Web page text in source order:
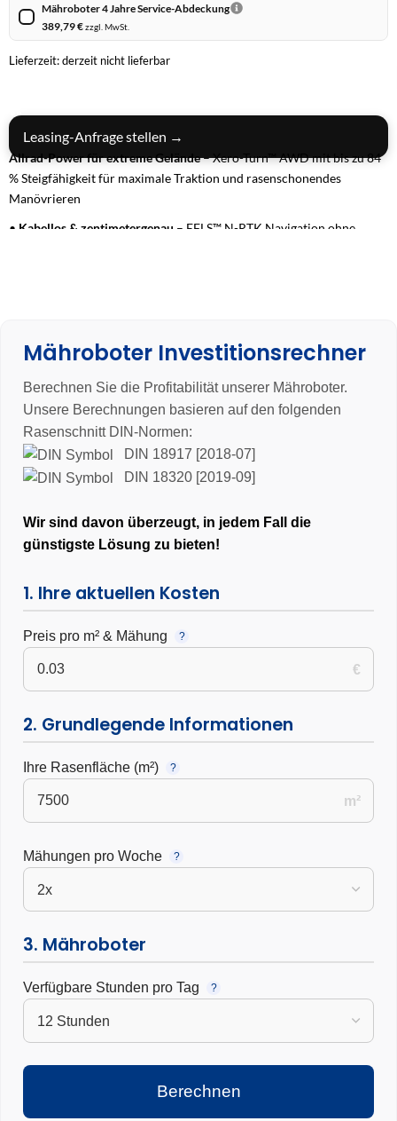
Mähroboter 4 Jahre Service-Abdeckung
389,79€zzgl. MwSt.
Lieferzeit: derzeit nicht lieferbar
Leasing-Anfrage stellen →
Allrad-Power für extreme Gelände– Xero-Turn™ AWD mit bis zu 84
% Steigfähigkeit für maximale Traktion und rasenschonendes
Manövrieren
• Kabellos & zentimetergenau – EFLS™ N-RTK Navigation ohne
über 120 Mähzonen für große, komplexe Grundstücke
Mähroboter Investitionsrechner
Berechnen Sie die Profitabilität unserer Mähroboter.
Unsere Berechnungen basieren auf den folgenden
Rasenschnitt DIN-Normen:
DIN 18917 [2018-07]
DIN 18320 [2019-09]
Wir sind davon überzeugt, in jedem Fall die
günstigste Lösung zu bieten!
1. Ihre aktuellen Kosten
Preis pro m² & Mähung ?
€
2. Grundlegende Informationen
Ihre Rasenfläche (m²) ?
m²
Mähungen pro Woche ?
3. Mähroboter
Verfügbare Stunden pro Tag ?
Berechnen